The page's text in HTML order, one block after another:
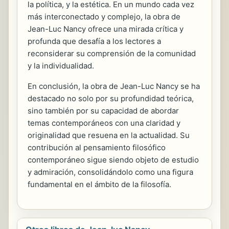
la política, y la estética. En un mundo cada vez
más interconectado y complejo, la obra de
Jean-Luc Nancy ofrece una mirada crítica y
profunda que desafía a los lectores a
reconsiderar su comprensión de la comunidad
y la individualidad.
En conclusión, la obra de Jean-Luc Nancy se ha
destacado no solo por su profundidad teórica,
sino también por su capacidad de abordar
temas contemporáneos con una claridad y
originalidad que resuena en la actualidad. Su
contribución al pensamiento filosófico
contemporáneo sigue siendo objeto de estudio
y admiración, consolidándolo como una figura
fundamental en el ámbito de la filosofía.